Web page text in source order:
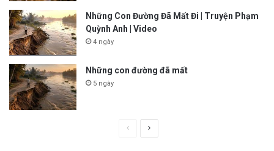
Những Con Đường Đã Mất Đi | Truyện Phạm
Quỳnh Anh | Video
4 ngày
Những con đường đã mất
5 ngày